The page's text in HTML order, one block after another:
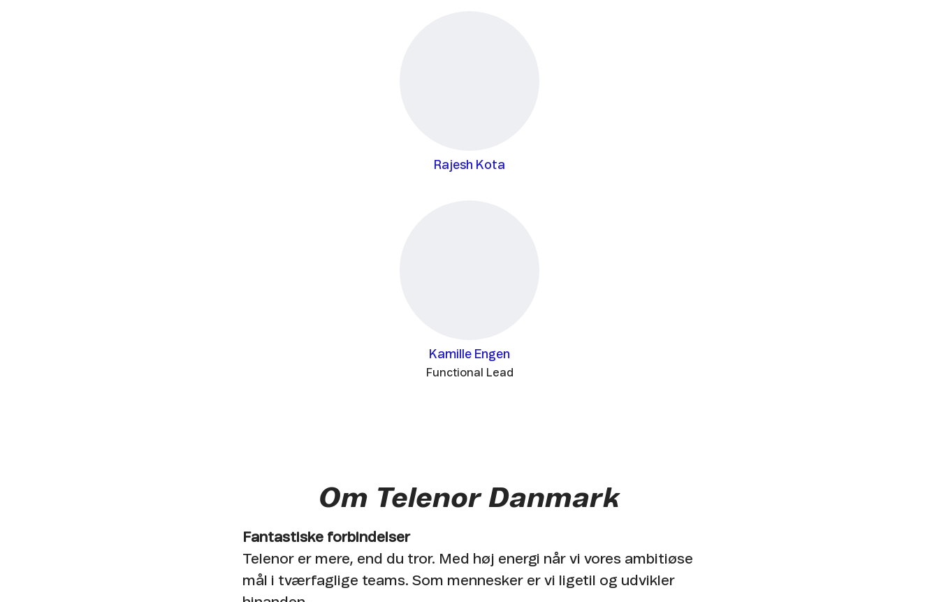
Rajesh Kota
Kamille Engen
Functional Lead
Om Telenor Danmark
Fantastiske forbindelser
Telenor er mere, end du tror. Med høj energi når vi vores ambitiøse
mål i tværfaglige teams. Som mennesker er vi ligetil og udvikler